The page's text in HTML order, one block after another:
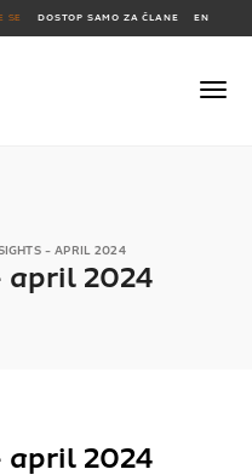
SE DOSTOP SAMO ZA ČLANE EN
- APRIL 2024
april 2024
april 2024